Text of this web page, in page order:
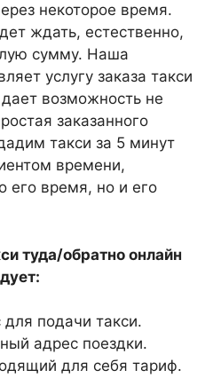
некоторое время.
ждать, естественно,
сумму. Наша
услугу заказа такси
возможность не
заказанного
такси за 5 минут
времени,
его время, но и его
туда/обратно онлайн
для подачи такси.
адрес поездки.
для себя тариф.